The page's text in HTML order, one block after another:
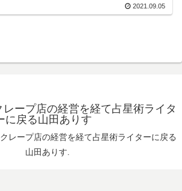
2021.09.05
ープ店の経営を経て占星術ライタ
に戻る山田ありす
レープ店の経営を経て占星術ライターに戻る
山田ありす.